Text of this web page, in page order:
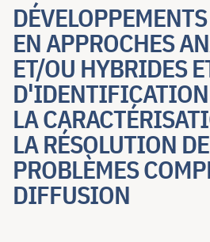
EN APPROCHES
ET/OU HYBRIDES
LA
LA RÉSOLUTION DE
PROBLÈMES
DIFFUSION